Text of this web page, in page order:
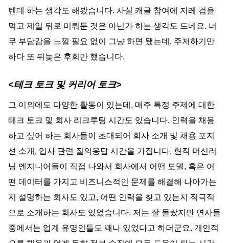
텐데 하는 생각도 해봤습니다. 사실 캐글 참여에 지레 겁을
먹고 제일 뒤로 미뤄둔 것은 아닌가 하는 생각도 드네요. 너
무 부담감을 느낄 필요 없이 그냥 하면 됐는데, 주저하기만
하다 또 뒤늦은 후회만 했습니다.
<테크 토크 및 커리어 토크>
그 이외에도 다양한 활동이 있는데, 매주 특정 주제에 대한
테크 토크 및 회사 리크루팅 시간도 있습니다. 인력을 채용
하고 싶어 하는 회사들이 초대되어 회사 소개 및 채용 포지
션 소개, 입사 관련 질의응답 시간을 가집니다. 현직 머신러
닝 엔지니어들이 직접 나와서 회사에서 어떤 모델, 혹은 어
떤 데이터를 가지고 비즈니스적인 문제를 해결해 나아가는
지 설명하는 회사도 있고, 어떤 인력을 찾고 있는지 적극적
으로 소개하는 회사도 있었습니다. 저는 잘 몰랐지만 연사들
중에서는 업계 유명인들도 꽤나 있었다고 하더군요. 개인적